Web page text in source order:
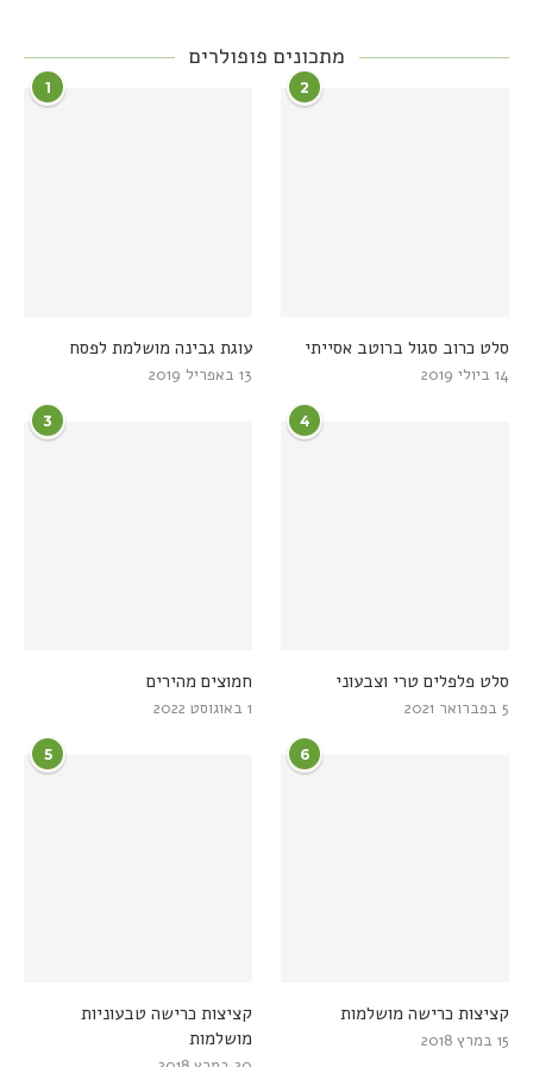
מתכונים פופולרים
1
עוגת גבינה מושלמת לפסח
13 באפריל 2019
2
סלט כרוב סגול ברוטב אסייתי
14 ביולי 2019
3
חמוצים מהירים
1 באוגוסט 2022
4
סלט פלפלים טרי וצבעוני
5 בפברואר 2021
5
קציצות כרישה טבעוניות
מושלמות
6
קציצות כרישה מושלמות
15 במרץ 2018